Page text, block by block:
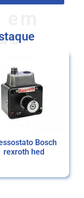
Bosch
rexroth hed